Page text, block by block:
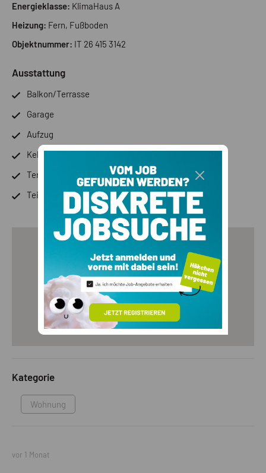
Energieklasse: KlimaHaus A
Heizung: Fern, Fußboden
Objektnummer: IT 26 415 3142
Ausstattung
Balkon/Terrasse
Garage
Aufzug
Keller
Terrasse
Teil-Möbeliert
Kategorie
Wohnung
vor 1 Monat